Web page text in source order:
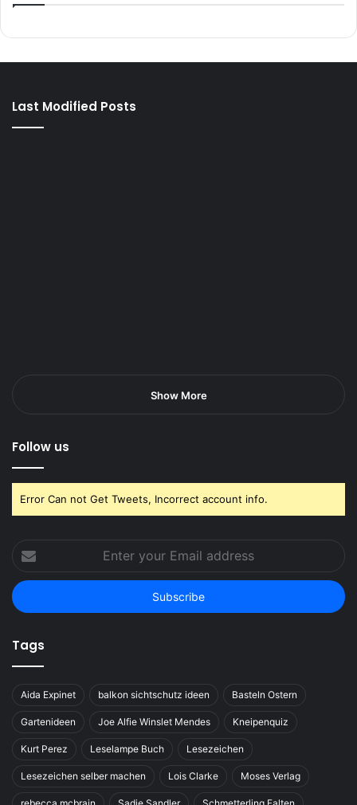
Last Modified Posts
Show More
Follow us
Error Can not Get Tweets, Incorrect account info.
your
Email
address
Tags
Aida Expinet balkon sichtschutz ideen Basteln Ostern
Gartenideen Joe Alfie Winslet Mendes Kneipenquiz
Kurt Perez Leselampe Buch Lesezeichen
Lesezeichen selber machen Lois Clarke Moses Verlag